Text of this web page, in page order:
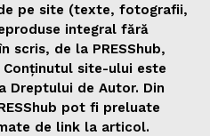
pe site (texte, fotografii,
integral fără
de la PRESShub,
site-ului este
Dreptului de Autor. Din
pot fi preluate
de link la articol.